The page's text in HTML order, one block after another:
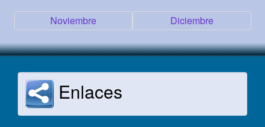
Noviembre Diciembre
Enlaces